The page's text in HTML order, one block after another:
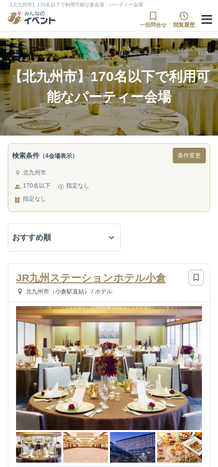
【北九州市】170名以下で利用可能な宴会場・パーティー会場
一括問合せ 閲覧履歴
【北九州市】170名以下で利用可
能なパーティー会場
検索条件 （4会場表示） 条件変更
北九州市
170名以下
指定なし
指定なし
JR九州ステーションホテル小倉
北九州市（小倉駅直結） / ホテル